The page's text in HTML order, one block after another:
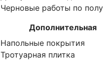
Черновые работы по полу
Дополнительная
Напольные покрытия
Тротуарная плитка